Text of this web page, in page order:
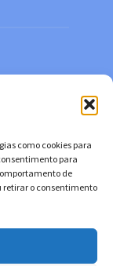
como cookies para
para
de
retirar o consentimento